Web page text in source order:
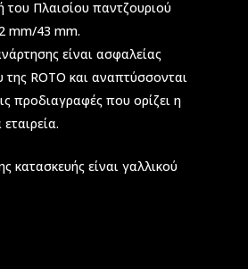
του Πλαισίου παντζουριού
mm/43 mm.
είναι ασφαλείας
ROTO και αναπτύσσονται
προδιαγραφές που ορίζει η
κατασκευής είναι γαλλικού